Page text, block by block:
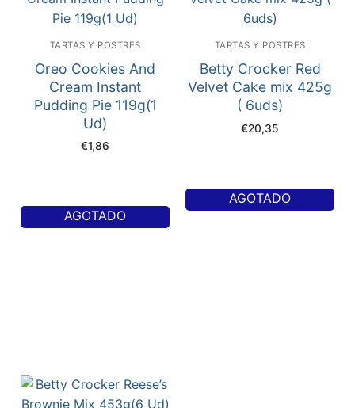
TARTAS Y POSTRES
Oreo Cookies And
Cream Instant
Pudding Pie 119g(1
Ud)
€1,86
AGOTADO
TARTAS Y POSTRES
Betty Crocker Red
Velvet Cake mix 425g
( 6uds)
€20,35
AGOTADO